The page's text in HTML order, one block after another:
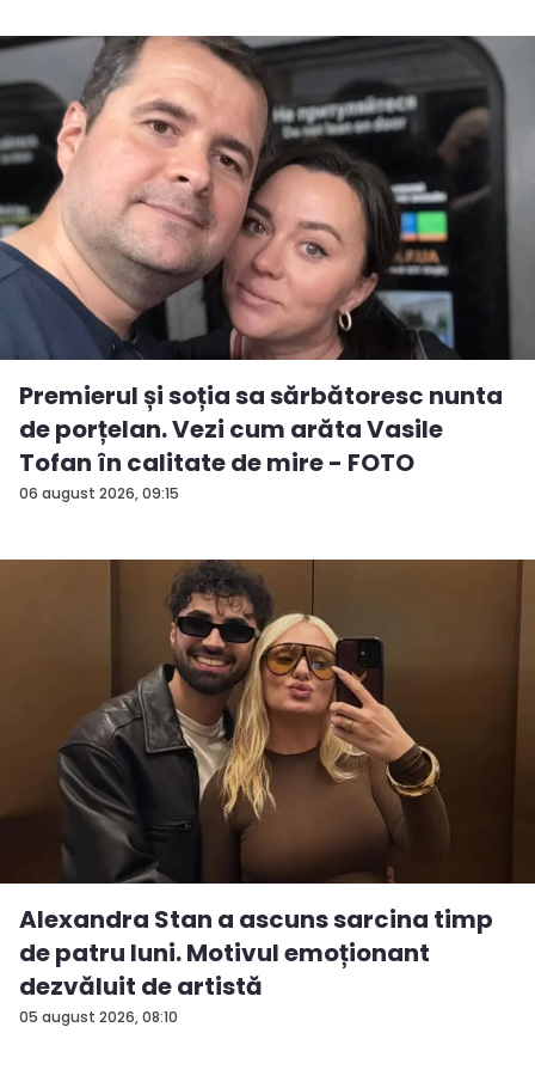
06 august 2026, 09:15
Premierul și soția sa sărbătoresc nunta
de porțelan. Vezi cum arăta Vasile
Tofan în calitate de mire - FOTO
05 august 2026, 08:10
Alexandra Stan a ascuns sarcina timp
de patru luni. Motivul emoționant
dezvăluit de artistă